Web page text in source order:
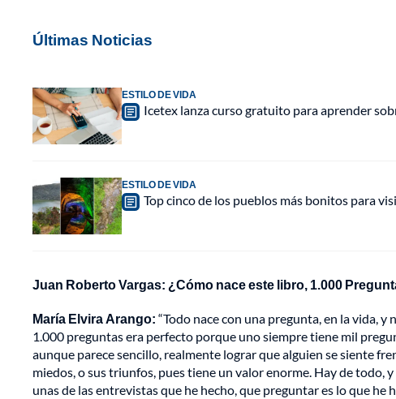
Últimas Noticias
ESTILO DE VIDA
Icetex lanza curso gratuito para aprender
ESTILO DE VIDA
Top cinco de los pueblos más bonitos para
Juan Roberto Vargas: ¿Cómo nace este libro, 1.000
María Elvira Arango: “Todo nace con una pregunta, en la vida,
1.000 preguntas era perfecto porque uno siempre tiene mil
aunque parece sencillo, realmente lograr que alguien se siente
miedos, o sus triunfos, pues tiene un valor enorme. Hay de todo,
unas de las entrevistas que he hecho, que preguntar es lo que he